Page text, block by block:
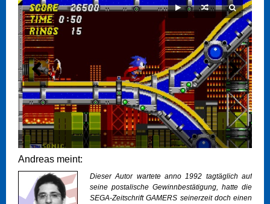
Andreas meint:
Dieser Autor wartete anno 1992 tagtäglich auf
seine postalische Gewinnbestätigung, hatte die
SEGA-Zeitschrift GAMERS seinerzeit doch einen